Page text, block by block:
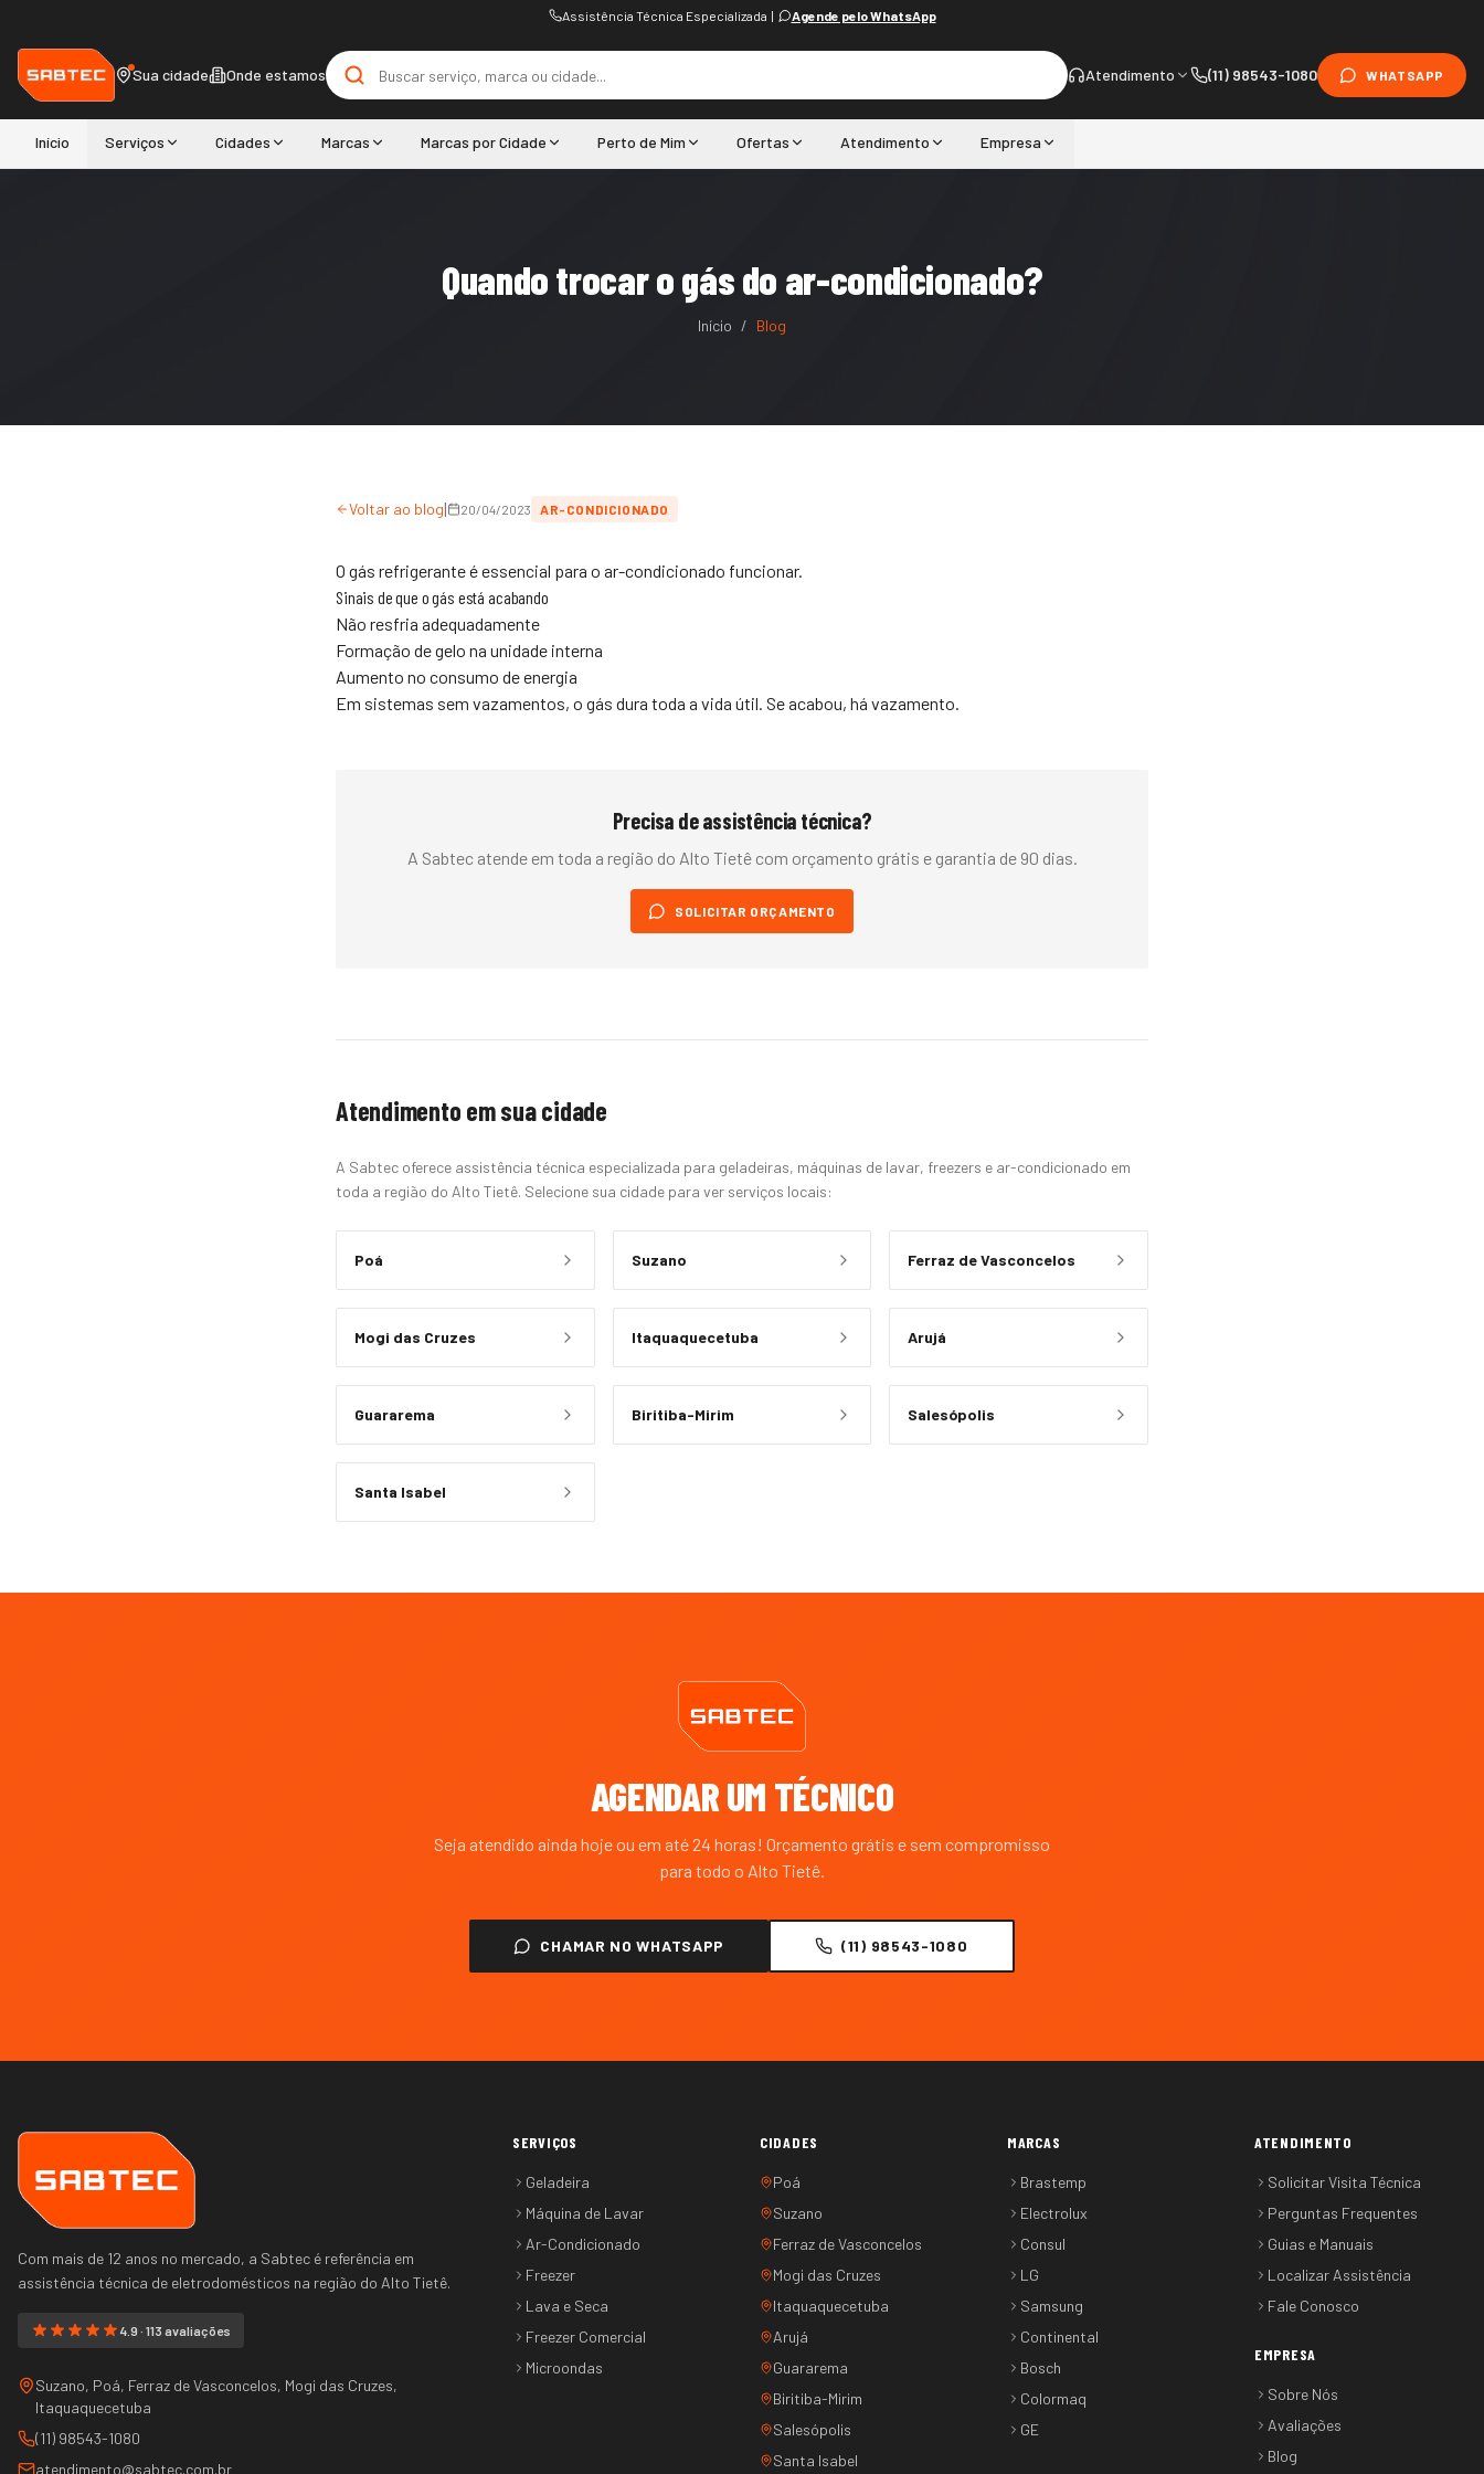
Assistência Técnica Especializada | Agende pelo WhatsApp
Sua cidade Onde estamos Atendimento (11) 98543-1080 WHATSAPP
Início Serviços Cidades Marcas Marcas por Cidade Perto de Mim Ofertas Atendimento Empresa
Quando trocar o gás do ar-condicionado?
Início / Blog
Voltar ao blog| 20/04/2023 AR-CONDICIONADO
O gás refrigerante é essencial para o ar-condicionado funcionar.
Sinais de que o gás está acabando
Não resfria adequadamente
Formação de gelo na unidade interna
Aumento no consumo de energia
Em sistemas sem vazamentos, o gás dura toda a vida útil. Se acabou, há vazamento.
Precisa de assistência técnica?
A Sabtec atende em toda a região do Alto Tietêcom orçamento grátis e garantia de 90 dias.
SOLICITAR ORÇAMENTO
Atendimento em sua cidade
A Sabtec oferece assistência técnica especializada para geladeiras, máquinas de lavar, freezers e ar-condicionado em
toda a região do Alto Tietê. Selecione sua cidade para ver serviços locais:
Poá Suzano Ferraz de Vasconcelos
Mogi das Cruzes Itaquaquecetuba Arujá
Guararema Biritiba-Mirim Salesópolis
Santa Isabel
AGENDAR UM TÉCNICO
Seja atendido ainda hoje ou em até 24 horas! Orçamento grátis e sem compromisso
para todo o Alto Tietê.
CHAMAR NO WHATSAPP (11) 98543-1080
Com mais de 12 anos no mercado, a Sabtec é referência em
assistência técnica de eletrodomésticos na região do Alto Tietê.
4.9 · 113 avaliações
Suzano, Poá, Ferraz de Vasconcelos, Mogi das Cruzes,
Itaquaquecetuba
(11) 98543-1080
atendimento@sabtec.com.br
SERVIÇOS
Geladeira
Máquina de Lavar
Ar-Condicionado
Freezer
Lava e Seca
Freezer Comercial
Microondas
CIDADES
Poá
Suzano
Ferraz de Vasconcelos
Mogi das Cruzes
Itaquaquecetuba
Arujá
Guararema
Biritiba-Mirim
Salesópolis
Santa Isabel
MARCAS
Brastemp
Electrolux
Consul
LG
Samsung
Continental
Bosch
Colormaq
GE
ATENDIMENTO
Solicitar Visita Técnica
Perguntas Frequentes
Guias e Manuais
Localizar Assistência
Fale Conosco
EMPRESA
Sobre Nós
Avaliações
Blog